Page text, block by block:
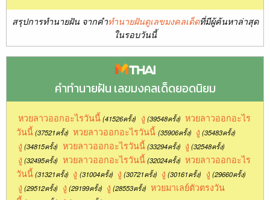
สรุปการทำนายฝัน จากคำทำนายฝันดูเลขมงคลเด็ดที่มีผู้ค้นหาล่าสุด
ในรอบวันนี้
คำทำนายฝัน เลขมงคลเด็ดยอดนิยม
หวยลาวออกอะไรวันนี้ (41526ครั้ง) งู (39548ครั้ง) หวยลาวออกอะไร
วันนี้(37521ครั้ง) หวยลาวออกอะไรวันนี้ (35906ครั้ง) งู (35483ครั้ง)
งู (34815ครั้ง) หวยลาวออกอะไรวันนี้ (33294ครั้ง) งู (32548ครั้ง)
งู (32495ครั้ง) หวยลาวออกอะไรวันนี้ (32024ครั้ง) หวยลาวออกอะไร
วันนี้(31321ครั้ง) งู (31004ครั้ง) งู (30721ครั้ง) งู (30161ครั้ง) งู (29660ครั้ง)
งู (29512ครั้ง) งู (29199ครั้ง) งู (28553ครั้ง) หวยมาเลย์ตัวตรงวัน